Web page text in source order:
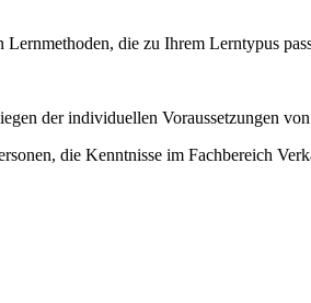
die zu Ihrem Lerntypus
der individuellen Voraussetzungen
die Kenntnisse im Fachbereich